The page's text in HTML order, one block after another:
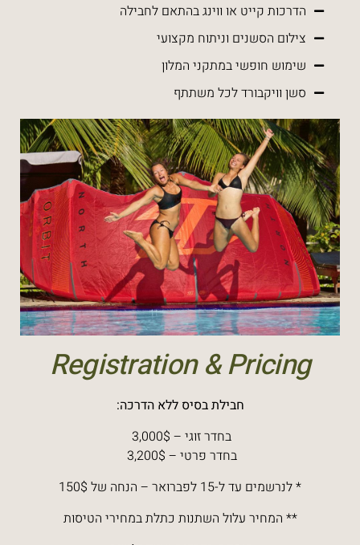
הדרכות קייט או ווינג בהתאם לחבילה
צילום הסשנים וניתוח מקצועי
שימוש חופשי במתקני המלון
סשן וויקבורד לכל משתתף
Registration & Pricing
חבילת בסיס ללא הדרכה:
בחדר זוגי – 3,000$
בחדר פרטי – 3,200$
* לנרשמים עד ל-15 לפברואר – הנחה של 150$
** המחיר עלול השתנות כתלת במחירי הטיסות